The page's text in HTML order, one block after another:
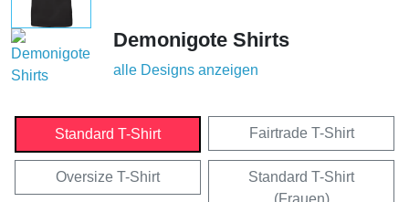
Demonigote Shirts
alle Designs anzeigen
Standard T-Shirt Fairtrade T-Shirt
Oversize T-Shirt
Standard T-Shirt
(Frauen)